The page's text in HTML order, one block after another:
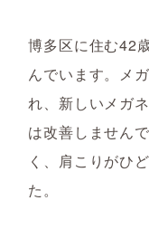
博多区に住む42
んでいます。メ
れ、新しいメガ
は改善しません
く、肩こりがひ
た。